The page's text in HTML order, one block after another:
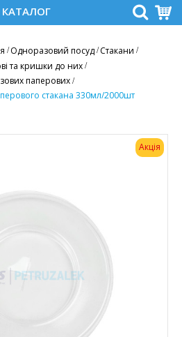
КАТАЛОГ
Одноразовий посуд Стакани
та кришки до них
паперових
стакана 330мл/2000шт
Акція